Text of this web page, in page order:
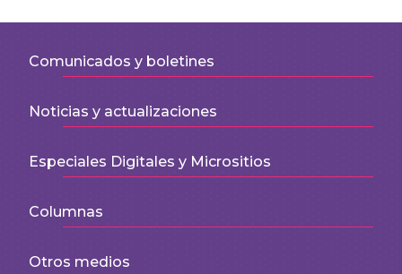
Comunicados y boletines
Noticias y actualizaciones
Especiales Digitales y Micrositios
Columnas
Otros medios